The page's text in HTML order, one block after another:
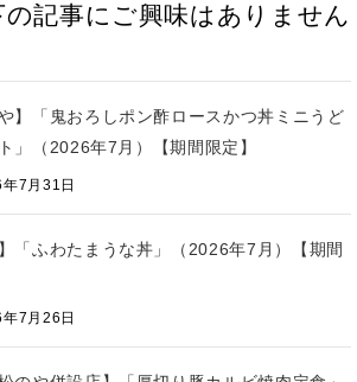
記事にご興味はありません
や】「鬼おろしポン酢ロースかつ丼ミニうど
」（2026年7月）【期間限定】
7月31日
】「ふわたまうな丼」（2026年7月）【期間
7月26日